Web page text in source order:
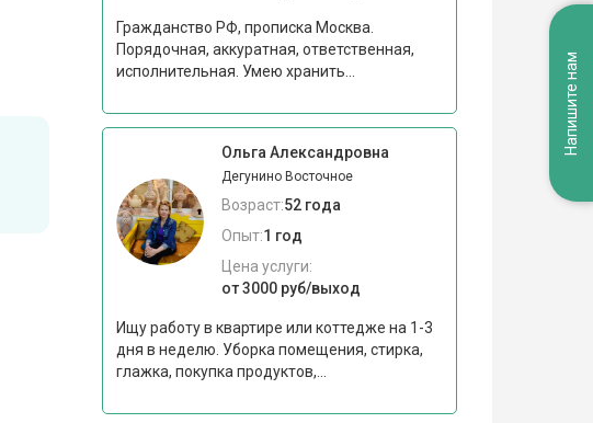
Гражданство РФ, прописка Москва.
Порядочная, аккуратная, ответственная,
исполнительная. Умею хранить...
Ольга Александровна
Дегунино Восточное
Возраст:52 года
Опыт:1 год
Цена услуги:
от 3000 руб/выход
Ищу работу в квартире или коттедже на 1-3
дня в неделю. Уборка помещения, стирка,
глажка, покупка продуктов,...
Напишите нам